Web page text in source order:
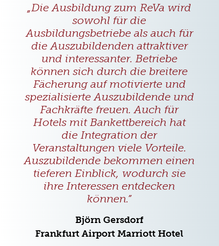
„Die Ausbildung zum ReVa wird
sowohl für die
Ausbildungsbetriebe als auch für
die Auszubildenden attraktiver
und interessanter. Betriebe
können sich durch die breitere
Fächerung auf motivierte und
spezialisierte Auszubildende und
Fachkräfte freuen. Auch für
Hotels mit Bankettbereich hat
die Integration der
Veranstaltungen viele Vorteile.
Auszubildende bekommen einen
tieferen Einblick, wodurch sie
ihre Interessen entdecken
können.”
Björn Gersdorf
Frankfurt Airport Marriott Hotel